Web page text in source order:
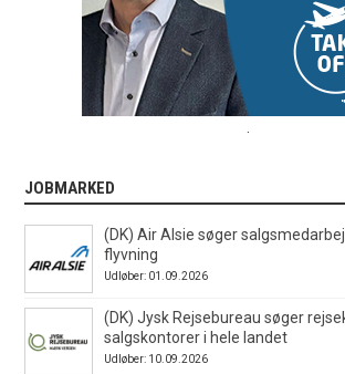
.
JOBMARKED
(DK) Air Alsie søger
flyvning
Udløber: 01.09.2026
(DK) Jysk Rejsebureau søger
salgskontorer i hele landet
Udløber: 10.09.2026